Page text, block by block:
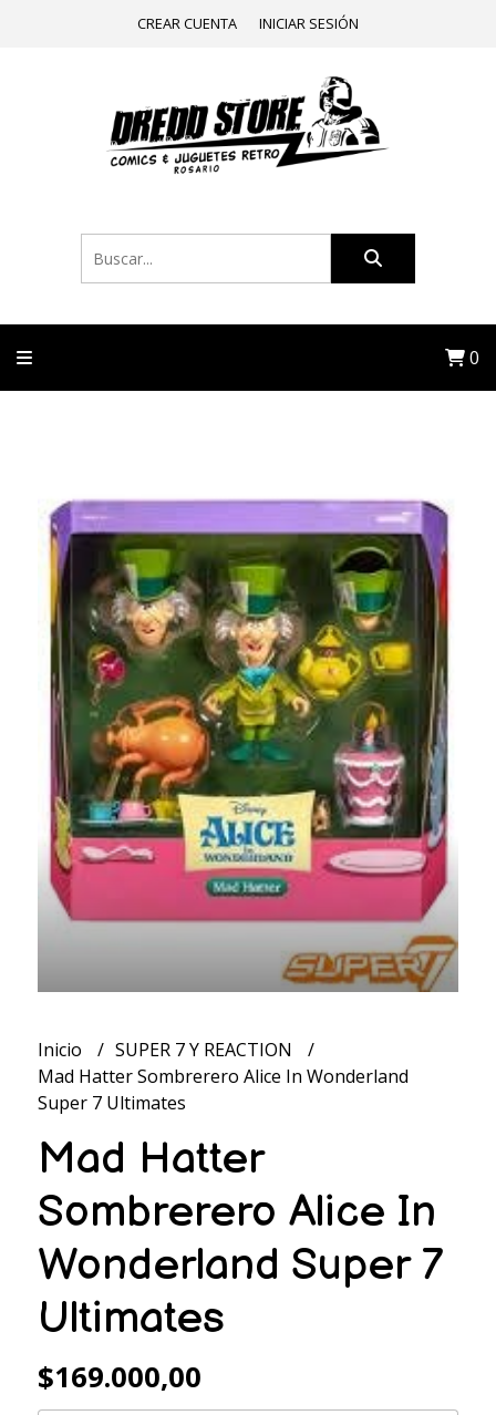
CREAR CUENTA INICIAR SESIÓN
0
Inicio
SUPER 7 Y REACTION
Mad Hatter Sombrerero Alice In Wonderland
Super 7 Ultimates
Mad Hatter
Sombrerero Alice In
Wonderland Super 7
Ultimates
$169.000,00